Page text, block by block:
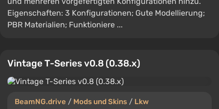
Eigenschaften: 3 Konfigurationen; Gute Modellierung;
PBR Materialien; Funktioniere ...
Vintage T-Series v0.8 (0.38.x)
BeamNG.drive / Mods und Skins / Lkw